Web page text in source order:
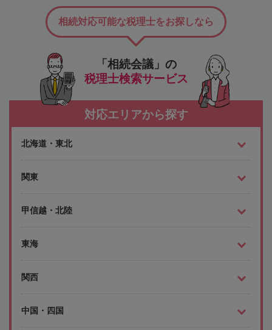
「相続会議」の
税理士検索サービス
相続対応可能な税理士をお探しなら
対応エリアから探す
北海道・東北
関東
甲信越・北陸
東海
関西
中国・四国